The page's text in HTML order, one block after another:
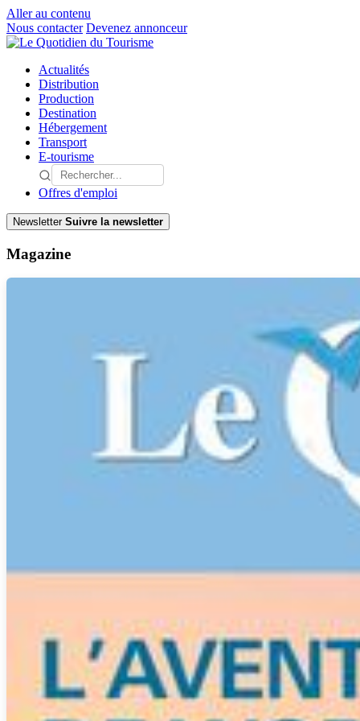
Aller au contenu
Nous contacter Devenez annonceur
Actualités
Distribution
Production
Destination
Hébergement
Transport
E-tourisme
Offres d'emploi
Newsletter Suivre la newsletter
Magazine